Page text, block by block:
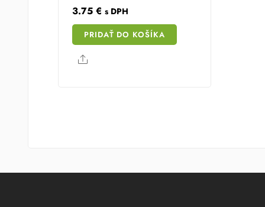
3.75 € s DPH
PRIDAŤ DO KOŠÍKA
Share